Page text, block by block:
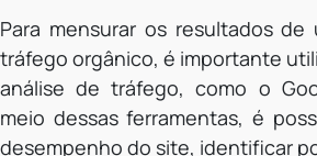
Para mensurar os resultados de
tráfego orgânico, é importante
análise de tráfego, como o
meio dessas ferramentas, é
desempenho do site, identificar